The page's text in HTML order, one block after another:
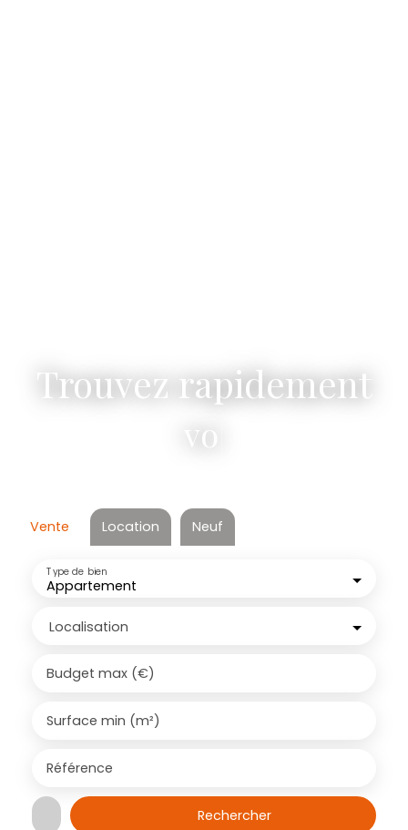
Trouvez rapidement
votre terrai
Vente Location Neuf
Appartement
Type de bien
Localisation
Budget max (€)
Surface min (m²)
Référence
Rechercher